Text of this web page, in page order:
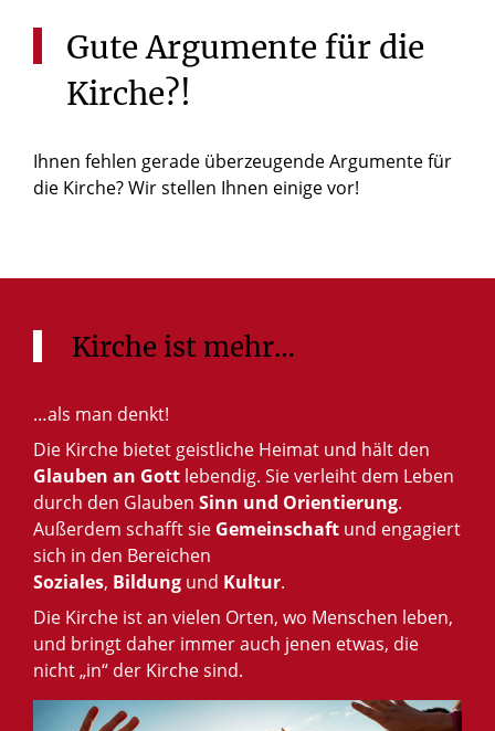
Gute Argumente für die
Kirche?!
Ihnen fehlen gerade überzeugende Argumente für
die Kirche? Wir stellen Ihnen einige vor!
Kirche ist mehr…
…als man denkt!
Die Kirche bietet geistliche Heimat und hält den
Glauben an Gott lebendig. Sie verleiht dem Leben
durch den Glauben Sinn und Orientierung.
Außerdem schafft sie Gemeinschaft und engagiert
sich in den Bereichen
Soziales, Bildung und Kultur.
Die Kirche ist an vielen Orten, wo Menschen leben,
und bringt daher immer auch jenen etwas, die
nicht „in“ der Kirche sind.